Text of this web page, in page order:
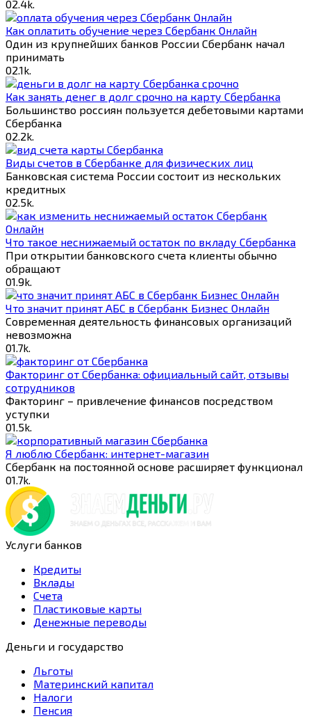
02.4k.
Как оплатить обучение через Сбербанк Онлайн
Один из крупнейших банков России Сбербанк начал
принимать
02.1k.
Как занять денег в долг срочно на карту Сбербанка
Большинство россиян пользуется дебетовыми картами
Сбербанка
02.2k.
Виды счетов в Сбербанке для физических лиц
Банковская система России состоит из нескольких
кредитных
02.5k.
Что такое неснижаемый остаток по вкладу Сбербанка
При открытии банковского счета клиенты обычно
обращают
01.9k.
Что значит принят АБС в Сбербанк Бизнес Онлайн
Современная деятельность финансовых организаций
невозможна
01.7k.
Факторинг от Cбербанка: официальный сайт, отзывы
сотрудников
Факторинг – привлечение финансов посредством
уступки
01.5k.
Я люблю Сбербанк: интернет-магазин
Сбербанк на постоянной основе расширяет функционал
01.7k.
Услуги банков
Кредиты
Вклады
Счета
Пластиковые карты
Денежные переводы
Деньги и государство
Льготы
Материнский капитал
Налоги
Пенсия